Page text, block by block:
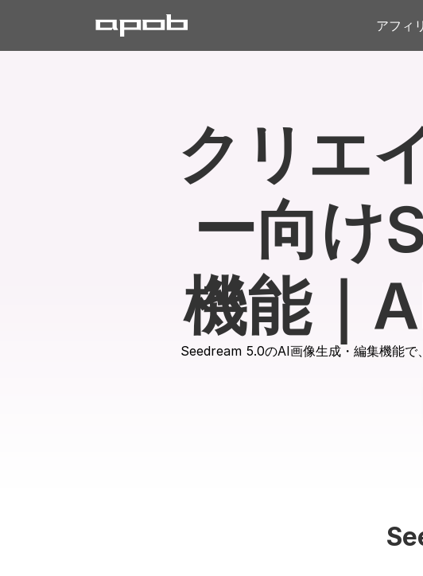
アフィ
クリエ
ー向け
機能｜
Seedream 5.0のAI画像生成・編集機能で